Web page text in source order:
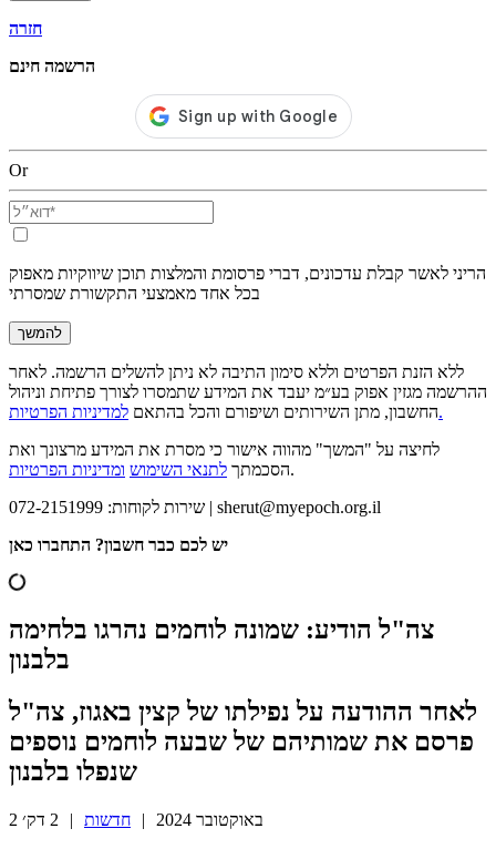
חזרה
הרשמה חינם
Or
הריני לאשר קבלת עדכונים, דברי פרסומת והמלצות תוכן שיווקיות מאפוק
בכל אחד מאמצעי התקשורת שמסרתי
להמשך
ללא הזנת הפרטים וללא סימון התיבה לא ניתן להשלים הרשמה. לאחר
ההרשמה מגזין אפוק בע״מ יעבד את המידע שתמסרו לצורך פתיחת וניהול
החשבון, מתן השירותים ושיפורם והכל בהתאםלמדיניות הפרטיות.
לחיצה על "המשך" מהווה אישור כי מסרת את המידע מרצונך ואת
הסכמתך לתנאי השימוש ומדיניות הפרטיות
.
שירות לקוחות: 072-2151999 | sherut@myepoch.org.il
יש לכם כבר חשבון? התחברו כאן
צה"ל הודיע: שמונה לוחמים נהרגו בלחימה
בלבנון
לאחר ההודעה על נפילתו של קצין באגוז, צה"ל
פרסם את שמותיהם של שבעה לוחמים נוספים
שנפלו בלבנון
2 באוקטובר 2024 | חדשות |